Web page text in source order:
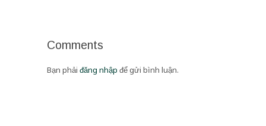
Comments
Bạn phải đăng nhập để gửi bình luận.